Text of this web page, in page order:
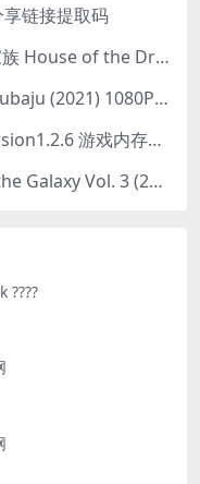
链接提取码
HBO 权力的游戏前传 龙之家族 House of the Dragon (2022) 中字 1080P 更新4集
迪拜的女孩 Dziewczyny z Dubaju (2021) 1080P 中字
IOS 越狱软件iMemScan version1.2.6 游戏内存修改器
银河护卫队3 Guardians of the Galaxy Vol. 3 (2023)4K高清资源1080p只分享精品
????